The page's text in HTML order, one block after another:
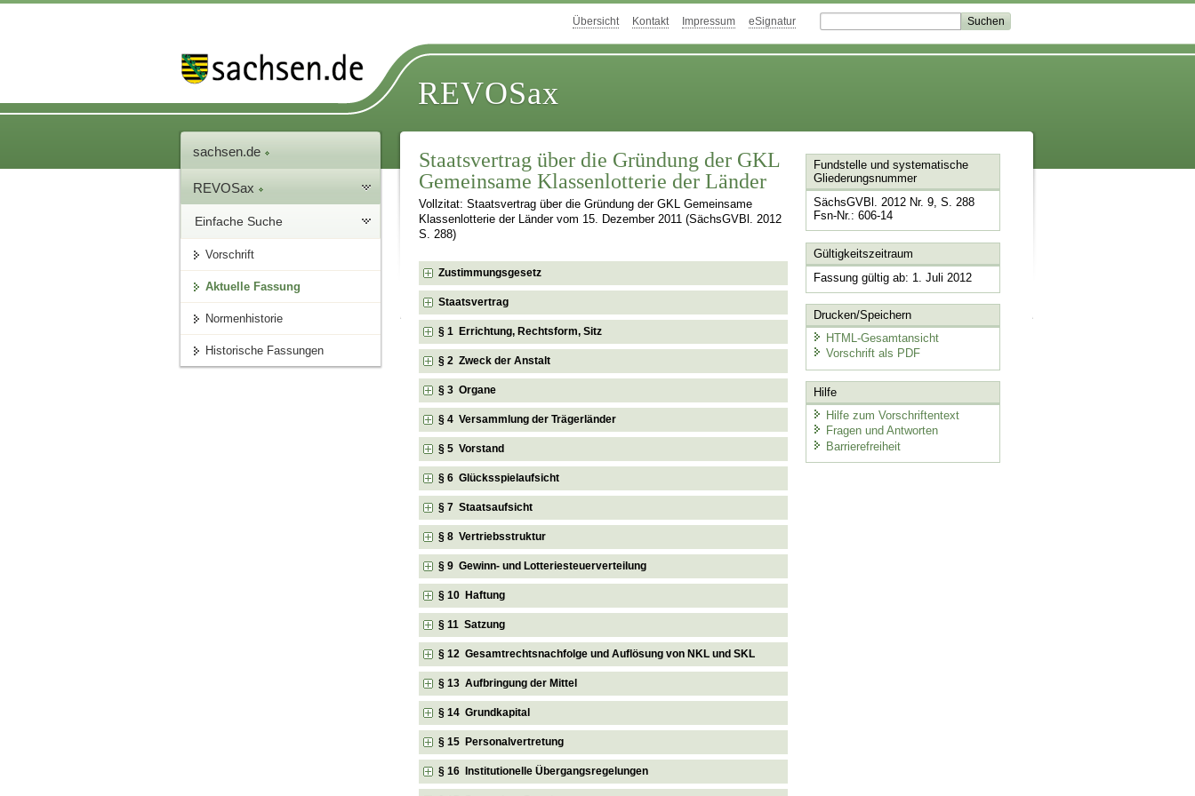
Übersicht Kontakt Impressum eSignatur
REVOSax
sachsen.de
REVOSax
Einfache Suche
Vorschrift
Aktuelle Fassung
Normenhistorie
Historische Fassungen
Staatsvertrag über die Gründung der GKL
Gemeinsame Klassenlotterie der Länder
Vollzitat: Staatsvertrag über die Gründung der GKL Gemeinsame
Klassenlotterie der Länder vom 15. Dezember 2011 (SächsGVBl. 2012
S. 288)
Zustimmungsgesetz
Staatsvertrag
§ 1 Errichtung, Rechtsform, Sitz
§ 2 Zweck der Anstalt
§ 3 Organe
§ 4 Versammlung der Trägerländer
§ 5 Vorstand
§ 6 Glücksspielaufsicht
§ 7 Staatsaufsicht
§ 8 Vertriebsstruktur
§ 9 Gewinn- und Lotteriesteuerverteilung
§ 10 Haftung
§ 11 Satzung
§ 12 Gesamtrechtsnachfolge und Auflösung von NKL und SKL
§ 13 Aufbringung der Mittel
§ 14 Grundkapital
§ 15 Personalvertretung
§ 16 Institutionelle Übergangsregelungen
Fundstelle und systematische
Gliederungsnummer
SächsGVBl. 2012 Nr. 9, S. 288
Fsn-Nr.: 606-14
Gültigkeitszeitraum
Fassung gültig ab: 1. Juli 2012
Drucken/Speichern
HTML-Gesamtansicht
Vorschrift als PDF
Hilfe
Hilfe zum Vorschriftentext
Fragen und Antworten
Barrierefreiheit